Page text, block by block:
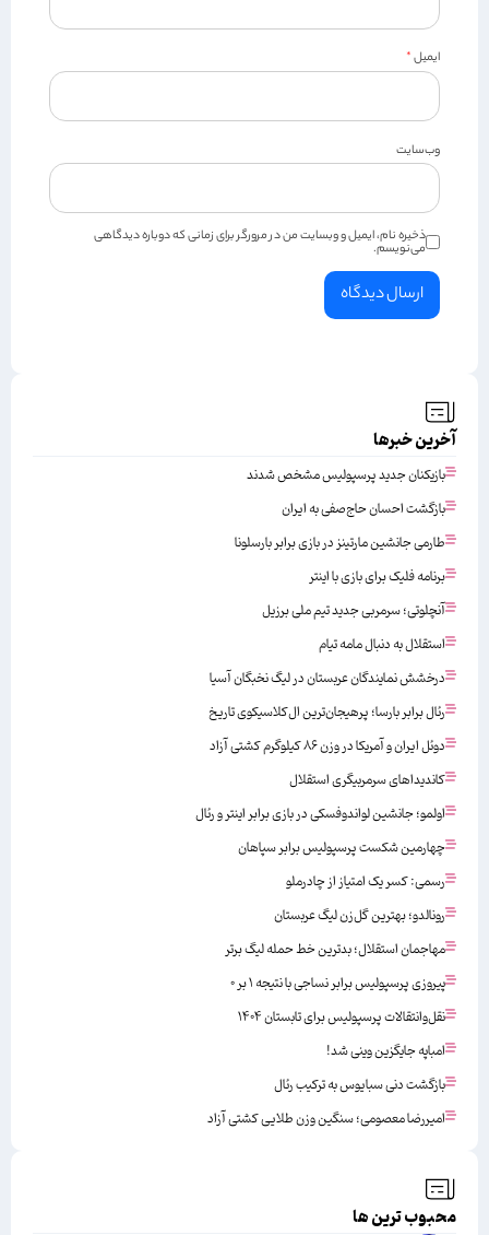
ایمیل*
وب‌سایت
ذخیره نام، ایمیل و وبسایت من در مرورگر برای زمانی که دوباره دیدگاهی
می‌نویسم.
آخرین خبرها
بازیکنان جدید پرسپولیس مشخص شدند
بازگشت احسان حاج‌صفی به ایران
طارمی جانشین مارتینز در بازی برابر بارسلونا
برنامه فلیک برای بازی با اینتر
آنچلوتی؛ سرمربی جدید تیم ملی برزیل
استقلال به دنبال مامه تیام
درخشش نمایندگان عربستان در لیگ نخبگان آسیا
رئال برابر بارسا؛ پرهیجان‌‌ترین ال‌کلاسیکوی تاریخ
دوئل ایران و آمریکا در وزن ۸۶ کیلوگرم کشتی آزاد
کاندیداهای سرمربیگری استقلال
اولمو؛ جانشین لواندوفسکی در بازی برابر اینتر و رئال
چهارمین شکست پرسپولیس برابر سپاهان
رسمی: کسر یک امتیاز از چادرملو
رونالدو؛ بهترین گل‌زن لیگ عربستان
مهاجمان استقلال؛ بدترین خط حمله لیگ برتر
پیروزی پرسپولیس برابر نساجی با نتیجه ۱ بر ۰
نقل‌وانتقالات پرسپولیس برای تابستان ۱۴۰۴
امباپه جایگزین وینی شد!
بازگشت دنی سبایوس به ترکیب رئال
امیررضا معصومی؛ سنگین وزن طلایی کشتی آزاد
محبوب ترین ها